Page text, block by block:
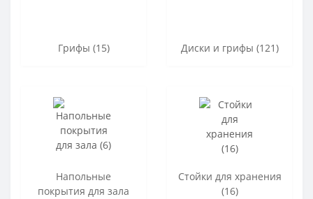
Грифы (15) Диски и грифы (121)
Напольные
покрытия для зала
Стойки для хранения
(16)